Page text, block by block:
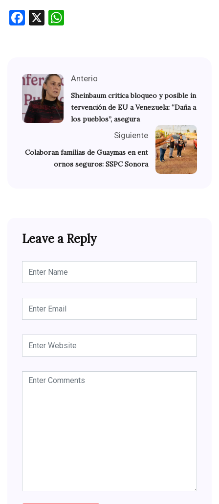
Facebook
X
Anterio
Sheinbaum critica bloqueo y posible in
tervención de EU a Venezuela: “Daña a
los pueblos”, asegura
Siguiente
Colaboran familias de Guaymas en ent
ornos seguros: SSPC Sonora
Leave a Reply